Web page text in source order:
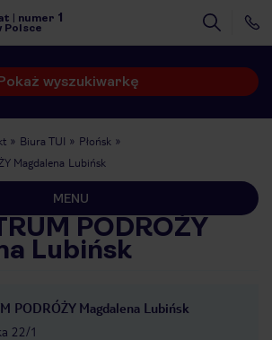
numer 1
Polsce
wyszukiwarkę
Biura TUI
Płońsk
Magdalena Lubińsk
MENU
PODRÓŻY
Lubińsk
PODRÓŻY Magdalena Lubińsk
22/1